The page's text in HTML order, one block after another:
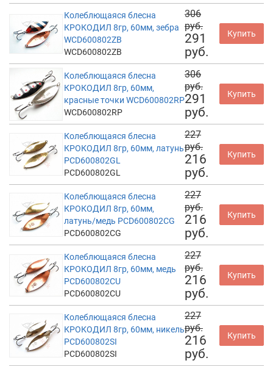
Колеблющаяся блесна
КРОКОДИЛ 8гр, 60мм, зебра
WCD600802ZB
WCD600802ZB
306
руб.
291
руб.
Купить
Колеблющаяся блесна
КРОКОДИЛ 8гр, 60мм,
красные точки WCD600802RP
WCD600802RP
306
руб.
291
руб.
Купить
Колеблющаяся блесна
КРОКОДИЛ 8гр, 60мм, латунь
PCD600802GL
PCD600802GL
227
руб.
216
руб.
Купить
Колеблющаяся блесна
КРОКОДИЛ 8гр, 60мм,
латунь/медь PCD600802CG
PCD600802CG
227
руб.
216
руб.
Купить
Колеблющаяся блесна
КРОКОДИЛ 8гр, 60мм, медь
PCD600802CU
PCD600802CU
227
руб.
216
руб.
Купить
Колеблющаяся блесна
КРОКОДИЛ 8гр, 60мм, никель
PCD600802SI
PCD600802SI
227
руб.
216
руб.
Купить